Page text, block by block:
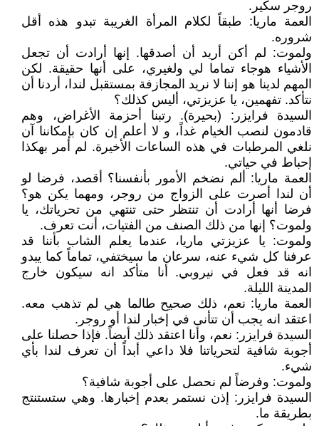
روجر سكير.
العمة ماريا: طبقاً لكلام المرأة الغريبة تبدو هذه أقل
شروره.
ولموت: لم أكن أريد أن أصدقها. إنها أرادت أن تجعل
الأشياء هوجاء تماما لي ولغيري، على أنها حقيقة. لكن
المهم لدينا هو إننا لا نريد المجازفة بمستقبل لندا، أردنا أن
نتأكد. تفهمين، يا عزيزتي، أليس كذلك؟
السيدة فرايزر: (بحيرة). رتبنا أحزمة الأغراض، وهم
قادمون لنصب الخيام غداً، و لا أعلم إن كان بإمكاننا آن
نلغي المرطبات في هذه الساعات الأخيرة. لم أمر بهكذا
إحباط في حياتي.
العمة ماريا: ألم نضخم الأمور بأنفسنا؟ أقصد، فرضا لو
أن لندا أصرت على الزواج من روجر، ومهما يكن هو؟
فرضا أنها أرادت أن تنتظر حتى تنتهي من تحرياتك، يا
ولموت؟ إنها من ذلك الصنف من الفتيات، أنت تعرف.
ولموت: يا عزيزتي ماريا، عندما يعلم الشاب بأننا قد
عرفنا كل شيء عنه، سرعان ما سيختفي، تماماً كما يبدو
انه قد فعل في نيروبي. أنا متأكد انه سيكون خارج
المدينة الليلة.
العمة ماريا: نعم، ذلك صحيح طالما هي لم تذهب معه.
اعتقد انه يجب أن تتأنى في إخبار لندا أو روجر.
السيدة فرايزر: نعم، وأنا اعتقد ذلك أيضاً. فإذا حصلنا على
أجوبة شافية لتحرياتنا فلا داعي أبداً أن تعرف لندا بأي
شيء.
ولموت: وفرضاً لم نحصل على أجوبة شافية؟
السيدة فرايزر: إذن نستمر بعدم إخبارها. وهي ستستنتج
بطريقة ما.